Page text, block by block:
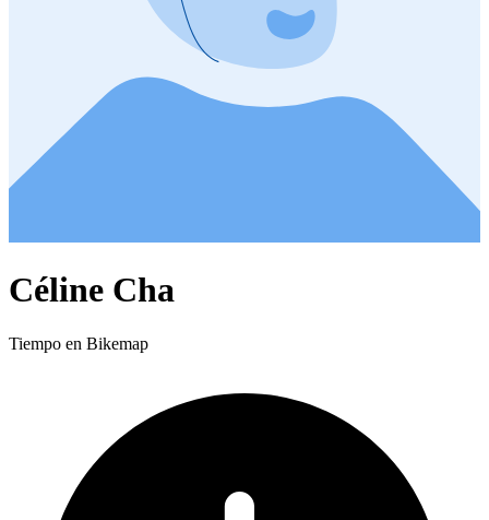
Céline Cha
Tiempo en Bikemap